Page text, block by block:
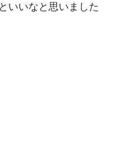
いいなと思いました